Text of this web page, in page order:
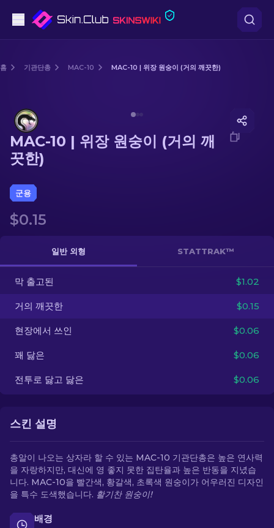
돌격소총
저격소총
기타
KO
홈 기관단총 MAC-10 MAC-10 | 위장 원숭이 (거의 깨끗한)
MAC-10 | 위장 원숭이 (거의 깨
끗한)
군용
$0.15
일반 외형 STATTRAK™
막 출고된 $1.02
거의 깨끗한 $0.15
현장에서 쓰인 $0.06
꽤 닳은 $0.06
전투로 닳고 닳은 $0.06
스킨 설명
총알이 나오는 상자라 할 수 있는 MAC-10 기관단총은 높은 연사력
을 자랑하지만, 대신에 영 좋지 못한 집탄율과 높은 반동을 지녔습
니다. MAC-10을 빨간색, 황갈색, 초록색 원숭이가 어우러진 디자인
을 특수 도색했습니다. 활기찬 원숭이!
배경